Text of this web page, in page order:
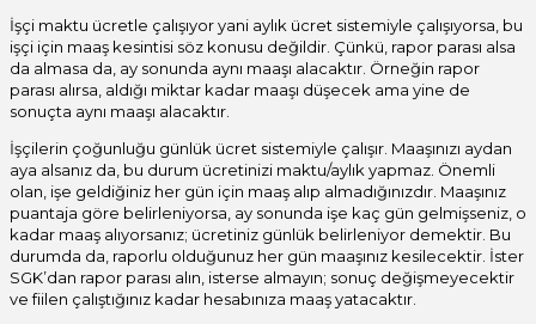
İşçi maktu ücretle çalışıyor yani aylık ücret sistemiyle çalışıyorsa, bu
işçi için maaş kesintisi söz konusu değildir. Çünkü, rapor parası alsa
da almasa da, ay sonunda aynı maaşı alacaktır. Örneğin rapor
parası alırsa, aldığı miktar kadar maaşı düşecek ama yine de
sonuçta aynı maaşı alacaktır.
İşçilerin çoğunluğu günlük ücret sistemiyle çalışır. Maaşınızı aydan
aya alsanız da, bu durum ücretinizi maktu/aylık yapmaz. Önemli
olan, işe geldiğiniz her gün için maaş alıp almadığınızdır. Maaşınız
puantaja göre belirleniyorsa, ay sonunda işe kaç gün gelmişseniz, o
kadar maaş alıyorsanız; ücretiniz günlük belirleniyor demektir. Bu
durumda da, raporlu olduğunuz her gün maaşınız kesilecektir. İster
SGK’dan rapor parası alın, isterse almayın; sonuç değişmeyecektir
ve fiilen çalıştığınız kadar hesabınıza maaş yatacaktır.